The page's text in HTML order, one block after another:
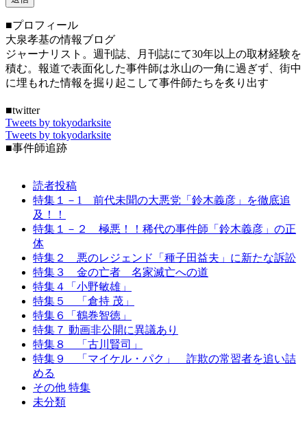
■プロフィール
大泉孝基の情報ブログ
ジャーナリスト。週刊誌、月刊誌にて30年以上の取材経験を
積む。報道で表面化した事件師は氷山の一角に過ぎず、街中
に埋もれた情報を掘り起こして事件師たちを炙り出す
■twitter
Tweets by tokyodarksite
Tweets by tokyodarksite
■事件師追跡
読者投稿
特集１－1 前代未聞の大悪党「鈴木義彦」を徹底追
及！！
特集１－２ 極悪！！稀代の事件師「鈴木義彦」の正
体
特集２ 悪のレジェンド「種子田益夫」に新たな訴訟
特集３ 金の亡者 名家滅亡への道
特集４「小野敏雄」
特集５ 「倉持 茂」
特集６「鶴巻智徳」
特集７ 動画非公開に異議あり
特集８ 「古川賢司」
特集９ 「マイケル・パク」 詐欺の常習者を追い詰
める
その他 特集
未分類